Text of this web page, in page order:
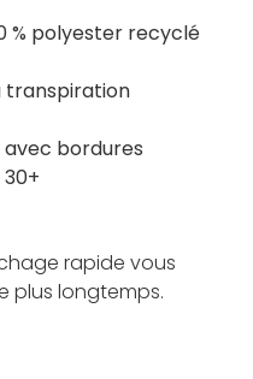
% polyester recyclé
transpiration
bordures
rapide vous
plus longtemps.